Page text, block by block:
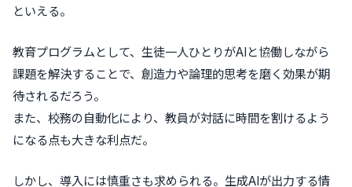
といえる。
教育プログラムとして、生徒一人ひとりがAIと協働しながら
課題を解決することで、創造力や論理的思考を磨く効果が期
待されるだろう。
また、校務の自動化により、教員が対話に時間を割けるよう
になる点も大きな利点だ。
しかし、導入には慎重さも求められる。生成AIが出力する情